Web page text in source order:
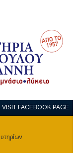
VISIT FACEBOOK PAGE